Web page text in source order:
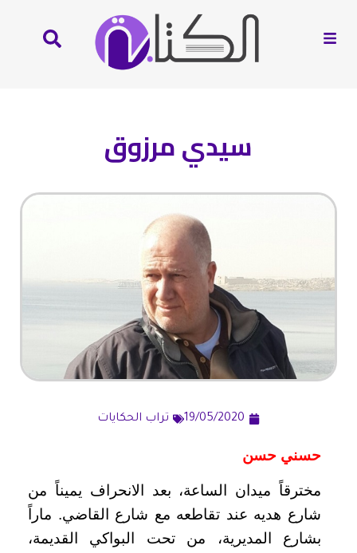
سيدي مرزوق
19/05/2020 تراب الحكايات
حسني حسن
مخترقاً ميدان الساعة، بعد الانحراف يميناً من
شارع هديه عند تقاطعه مع شارع القاضي. ماراً
بشارع المديرية، من تحت البواكي القديمة،